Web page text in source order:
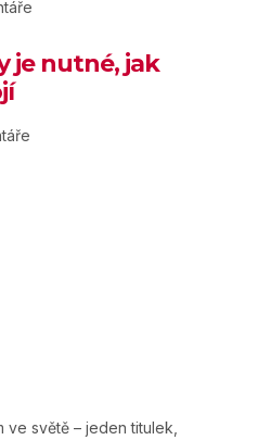
je nutné, jak
ve světě – jeden titulek,